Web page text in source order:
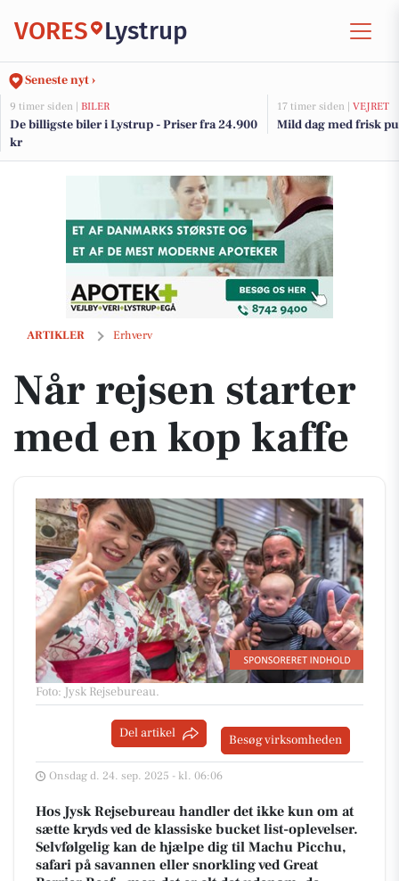
VORES Lystrup
Seneste nyt ›
9 timer siden | BILER
De billigste biler i Lystrup - Priser fra 24.900
kr
17 timer siden | VEJRET
Mild dag med frisk
ARTIKLER Erhverv
Når rejsen starter med en kop kaffe
Når rejsen starter
med en kop kaffe
Foto: Jysk Rejsebureau.
Del artikel Besøg virksomheden
Onsdag d. 24. sep. 2025 - kl. 06:06
Hos Jysk Rejsebureau handler det ikke kun om at
sætte kryds ved de klassiske bucket list-oplevelser.
Selvfølgelig kan de hjælpe dig til Machu Picchu,
safari på savannen eller snorkling ved Great